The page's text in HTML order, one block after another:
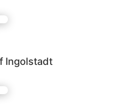
Ingolstadt